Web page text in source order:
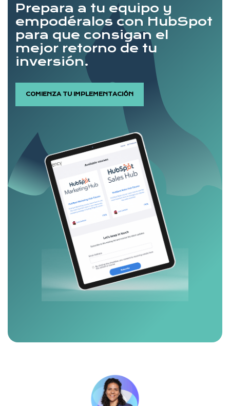
Prepara a tu equipo y
empodéralos con HubSpot
para que consigan el
mejor retorno de tu
inversión.
COMIENZA TU IMPLEMENTACIÓN